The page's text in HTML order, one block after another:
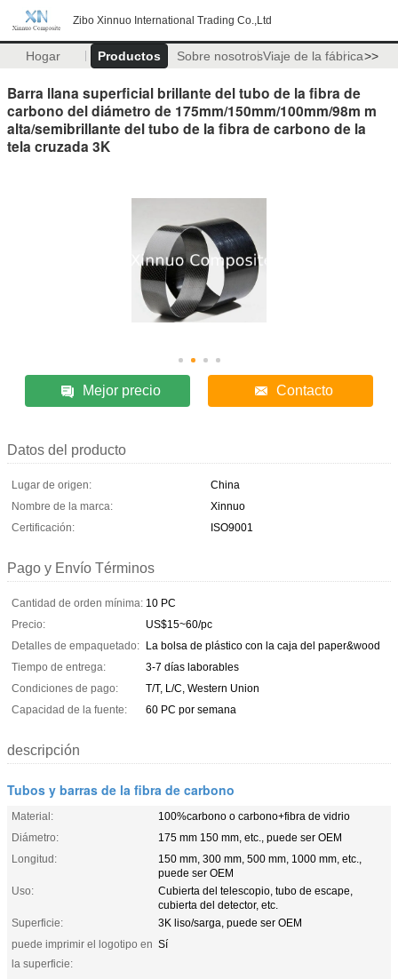
Zibo Xinnuo International Trading Co.,Ltd
Hogar Productos Sobre nosotrosViaje de la fábrica>>
Barra llana superficial brillante del tubo de la fibra de
carbono del diámetro de 175mm/150mm/100mm/98m m
alta/semibrillante del tubo de la fibra de carbono de la
tela cruzada 3K
Mejor precio Contacto
Datos del producto
Lugar de origen:
China
Nombre de la marca:
Xinnuo
Certificación:
ISO9001
Pago y Envío Términos
Cantidad de orden mínima: 10 PC
Precio:
US$15~60/pc
Detalles de empaquetado: La bolsa de plástico con la caja del paper&wood
Tiempo de entrega:
3-7 días laborables
Condiciones de pago:
T/T, L/C, Western Union
Capacidad de la fuente:
60 PC por semana
descripción
Tubos y barras de la fibra de carbono
Material:
100%carbono o carbono+fibra de vidrio
Diámetro:
175 mm 150 mm, etc., puede ser OEM
Longitud:
150 mm, 300 mm, 500 mm, 1000 mm, etc.,
puede ser OEM
Uso:
Cubierta del telescopio, tubo de escape,
cubierta del detector, etc.
Superficie:
3K liso/sarga, puede ser OEM
puede imprimir el logotipo en
la superficie:
Sí